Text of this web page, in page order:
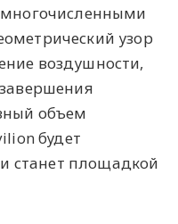
узор
воздушности,
объем
будет
и станет площадкой